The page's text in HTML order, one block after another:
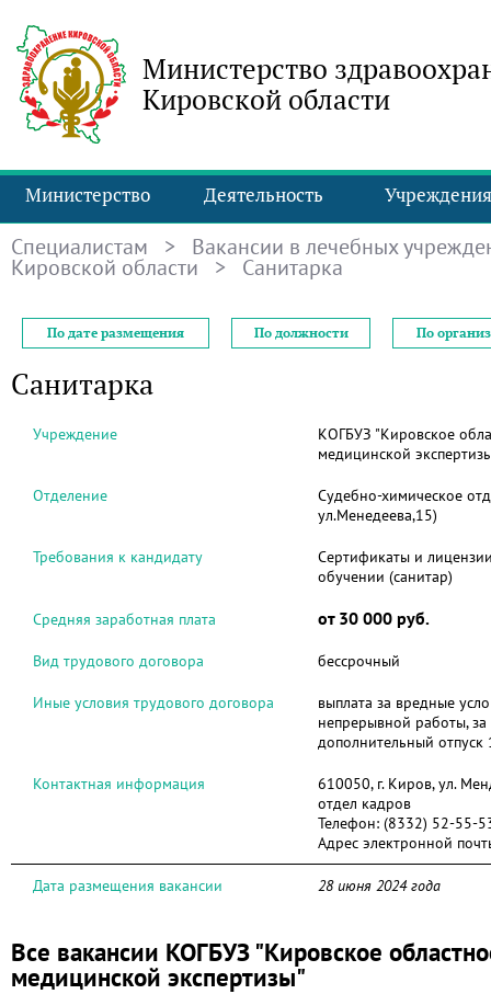
Министерство
Кировской области
Министерство Деятельность Учреждения
Специалистам > Вакансии в лечебных
Кировской области > Санитарка
По дате размещения По должности По
Санитарка
Учреждение
КОГБУЗ "Кировское
медицинской
Отделение
Судебно-химическое
ул.Менедеева,15)
Требования к кандидату
Сертификаты и
обучении (санитар)
Средняя заработная плата от 30 000 руб.
Вид трудового договора бессрочный
Иные условия трудового договора
выплата за вредные
непрерывной работы,
дополнительный
Контактная информация
610050, г. Киров, ул.
отдел кадров
Телефон: (8332) 52-55-
Адрес электронной
Дата размещения вакансии 28 июня 2024 года
Все вакансии КОГБУЗ "Кировское
медицинской экспертизы"